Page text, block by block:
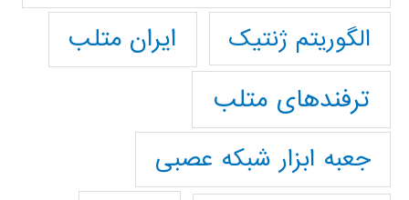
الگوریتم ژنتیک
ایران متلب
ترفندهای متلب
جعبه ابزار شبکه عصبی